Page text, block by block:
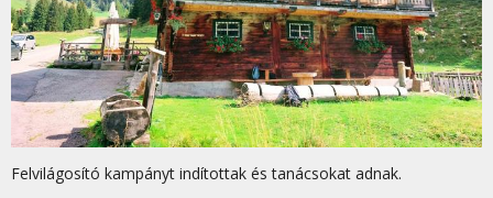
Felvilágosító kampányt indítottak és tanácsokat adnak.